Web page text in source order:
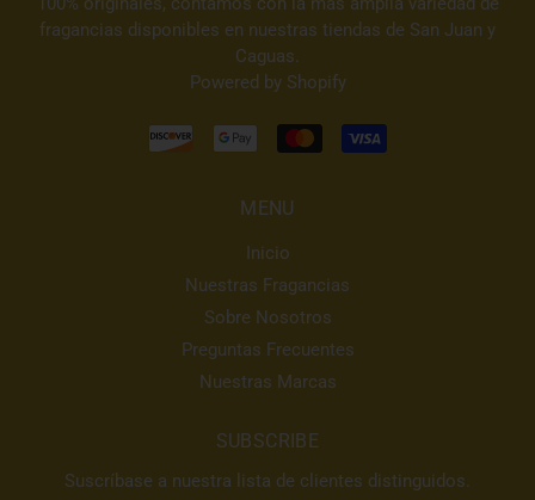
fragancias disponibles en nuestras tiendas de San Juan y
Caguas.
Powered by Shopify
MENU
Inicio
Nuestras Fragancias
Sobre Nosotros
Preguntas Frecuentes
Nuestras Marcas
SUBSCRIBE
Suscríbase a nuestra lista de clientes distinguidos.